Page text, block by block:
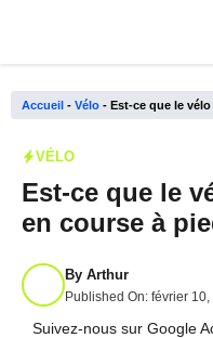
Accueil - Vélo - Est-ce que le
VÉLO
Est-ce que le
en course à
By Arthur
Published On: février 10,
Suivez-nous sur Google